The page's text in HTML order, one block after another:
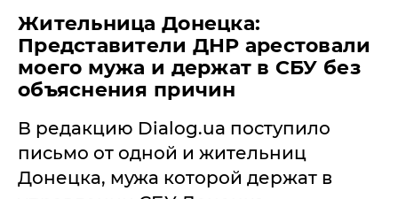
Жительница Донецка:
Представители ДНР арестовали
моего мужа и держат в СБУ без
объяснения причин
В редакцию Dialog.ua поступило
письмо от одной и жительниц
Донецка, мужа которой держат в